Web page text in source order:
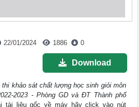
22/01/2024 1886 0
Download
thi khảo sát chất lượng học sinh giỏi môn
2023 - Phòng GD và ĐT Thành phố
tài liệu gốc về máy hãy click vào nút